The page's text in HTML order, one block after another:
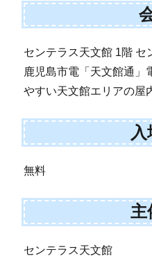
センテラス天文館 1階 セ
鹿児島市電「天文館通」
やすい天文館エリアの屋
入
無料
主
センテラス天文館